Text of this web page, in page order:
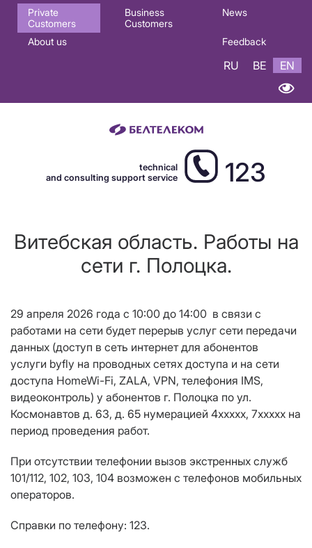
Основная
навигация
Private
Customers
Business
Customers
News
About us Feedback
RU BE EN
technical
and consulting support service
123
Витебская область. Работы на
сети г. Полоцка.
29 апреля 2026 года с 10:00 до 14:00 в связи с
работами на сети будет перерыв услуг сети передачи
данных (доступ в сеть интернет для абонентов
услуги byfly на проводных сетях доступа и на сети
доступа HomeWi-Fi, ZALA, VPN, телефония IMS,
видеоконтроль) у абонентов г. Полоцка по ул.
Космонавтов д. 63, д. 65 нумерацией 4ххххх, 7ххххх на
период проведения работ.
При отсутствии телефонии вызов экстренных служб
101/112, 102, 103, 104 возможен с телефонов мобильных
операторов.
Справки по телефону: 123.